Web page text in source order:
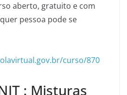
aberto, gratuito e com
pessoa pode se
curso/870
: Misturas